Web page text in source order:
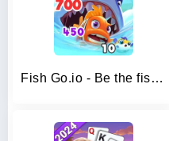
Fish Go.io - Be the fish king